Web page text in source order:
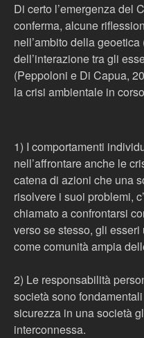
Di certo l’emergenza del
conferma, alcune
nell’ambito della
dell’interazione tra gli
(Peppoloni e Di Capua,
la crisi ambientale in
1) I comportamenti
nell’affrontare anche le
catena di azioni che una
risolvere i suoi problemi,
chiamato a confrontarsi
verso se stesso, gli
come comunità ampia
2) Le responsabilità
società sono
sicurezza in una società
interconnessa.